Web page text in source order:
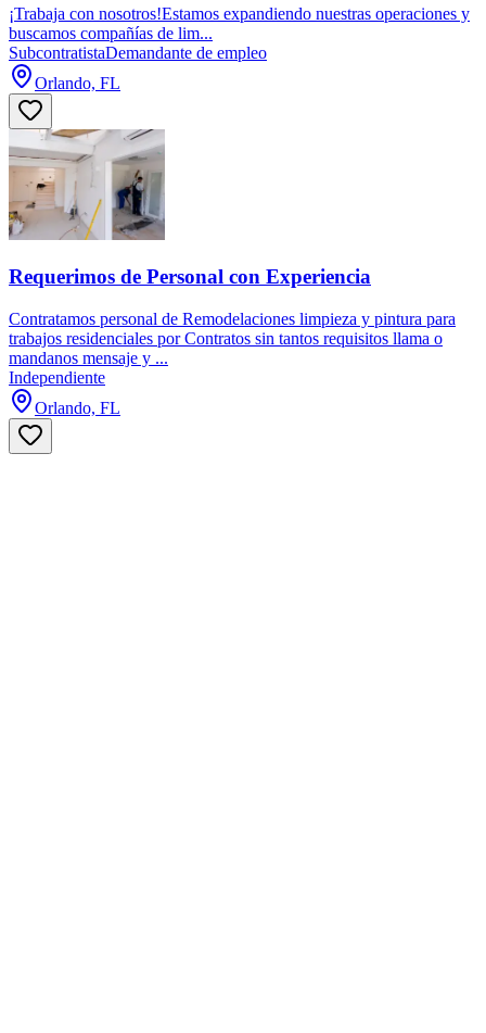
¡Trabaja con nosotros!Estamos expandiendo nuestras operaciones y
buscamos compañías de lim...
SubcontratistaDemandante de empleo
Orlando, FL
Requerimos de Personal con Experiencia
Contratamos personal de Remodelaciones limpieza y pintura para
trabajos residenciales por Contratos sin tantos requisitos llama o
mandanos mensaje y ...
Independiente
Orlando, FL